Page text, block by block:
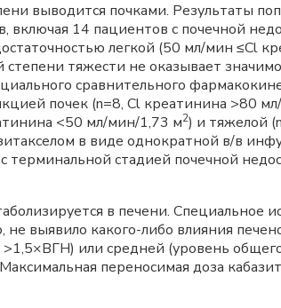
выводится почками. Результаты
включая 14 пациентов с почечной
легкой (50 мл/мин ≤Cl
степени тяжести не оказывает
сравнительного
почек (n=8, Cl креатинина >80
<50 мл/мин/1,73 м2) и тяжелой
в виде однократной в/в
стадией почечной
в печени. Специальное
выявило какого-либо влияния
>1,5×ВГН) или средней (уровень
переносимая доза